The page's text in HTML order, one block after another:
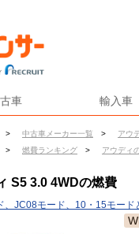
車 輸入車
> 中古車メーカー一覧 > アウ
> 燃費ランキング > アウディ
S5 3.0 4WDの燃費
、JC08モード、10・15モード